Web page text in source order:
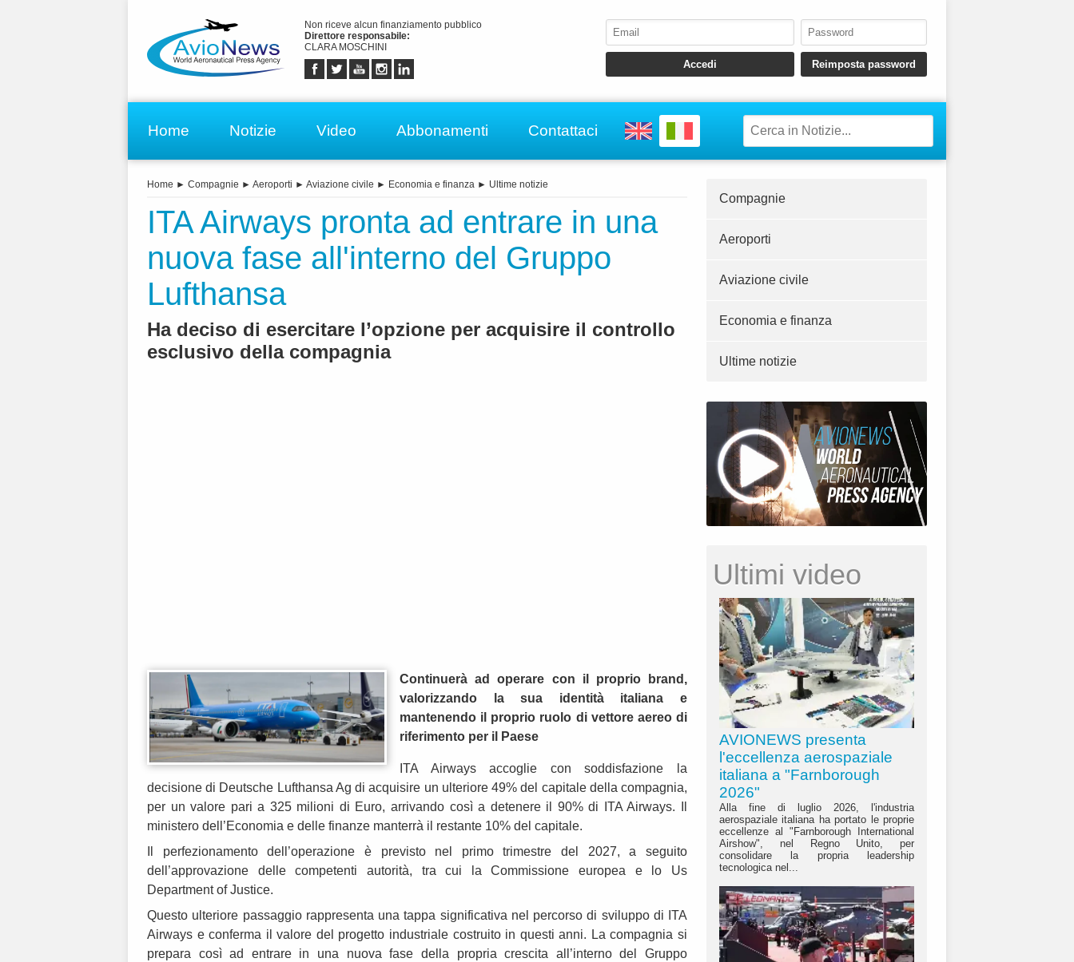
Non riceve alcun finanziamento pubblico
Direttore responsabile:
CLARA MOSCHINI
Home Notizie Video Abbonamenti Contattaci
Home ► Compagnie ► Aeroporti ► Aviazione civile ► Economia e finanza ► Ultime notizie
ITA Airways pronta ad entrare in una
nuova fase all'interno del Gruppo
Lufthansa
Ha deciso di esercitare l’opzione per acquisire il controllo
esclusivo della compagnia
Continuerà ad operare con il proprio brand,
valorizzando la sua identità italiana e
mantenendo il proprio ruolo di vettore aereo di
riferimento per il Paese
ITA Airways accoglie con soddisfazione la
decisione di Deutsche Lufthansa Ag di acquisire un ulteriore 49% del capitale della compagnia,
per un valore pari a 325 milioni di Euro, arrivando così a detenere il 90% di ITA Airways. Il
ministero dell’Economia e delle finanze manterrà il restante 10% del capitale.
Il perfezionamento dell’operazione è previsto nel primo trimestre del 2027, a seguito
dell’approvazione delle competenti autorità, tra cui la Commissione europea e lo Us
Department of Justice.
Questo ulteriore passaggio rappresenta una tappa significativa nel percorso di sviluppo di ITA
Airways e conferma il valore del progetto industriale costruito in questi anni. La compagnia si
prepara così ad entrare in una nuova fase della propria crescita all’interno del Gruppo
Compagnie
Aeroporti
Aviazione civile
Economia e finanza
Ultime notizie
Ultimi video
AVIONEWS presenta
l'eccellenza aerospaziale
italiana a "Farnborough
2026"
Alla fine di luglio 2026, l'industria
aerospaziale italiana ha portato le proprie
eccellenze al "Farnborough International
Airshow", nel Regno Unito, per
consolidare la propria leadership
tecnologica nel...